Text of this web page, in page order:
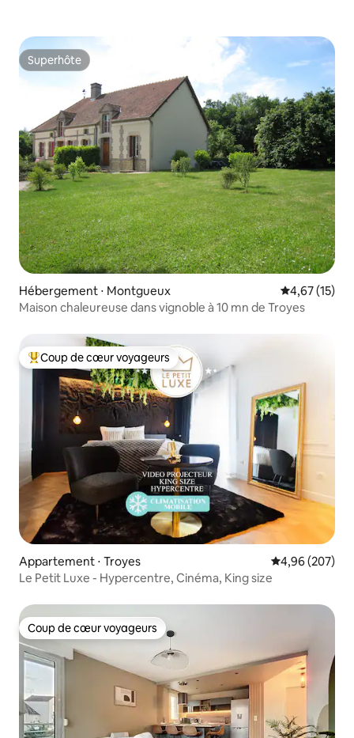
Superhôte
Superhôte
Hébergement ⋅ Montgueux Évaluation
4,67 (15)
Maison chaleureuse dans vignoble à 10 mn de Troyes
Coups de cœur voyageurs les plus appréciés
Coup de cœur voyageurs
Appartement ⋅ Troyes Évaluation
4,96 (207)
Le Petit Luxe - Hypercentre, Cinéma, King size
Coup de cœur voyageurs
Coup de cœur voyageurs